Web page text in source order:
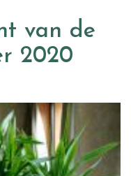
van de
2020